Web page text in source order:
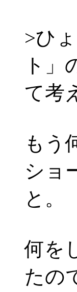
>ひ
ト」
て考
もう
ショ
と。
何を
たの